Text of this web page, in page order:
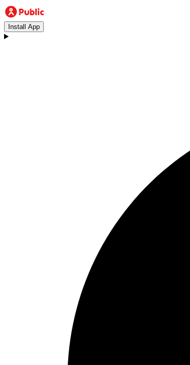
Install App